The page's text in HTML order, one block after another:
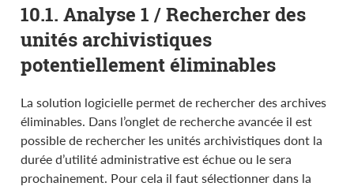
10.1. Analyse 1 / Rechercher des
unités archivistiques
potentiellement éliminables
La solution logicielle permet de rechercher des archives
éliminables. Dans l’onglet de recherche avancée il est
possible de rechercher les unités archivistiques dont la
durée d’utilité administrative est échue ou le sera
prochainement. Pour cela il faut sélectionner dans la